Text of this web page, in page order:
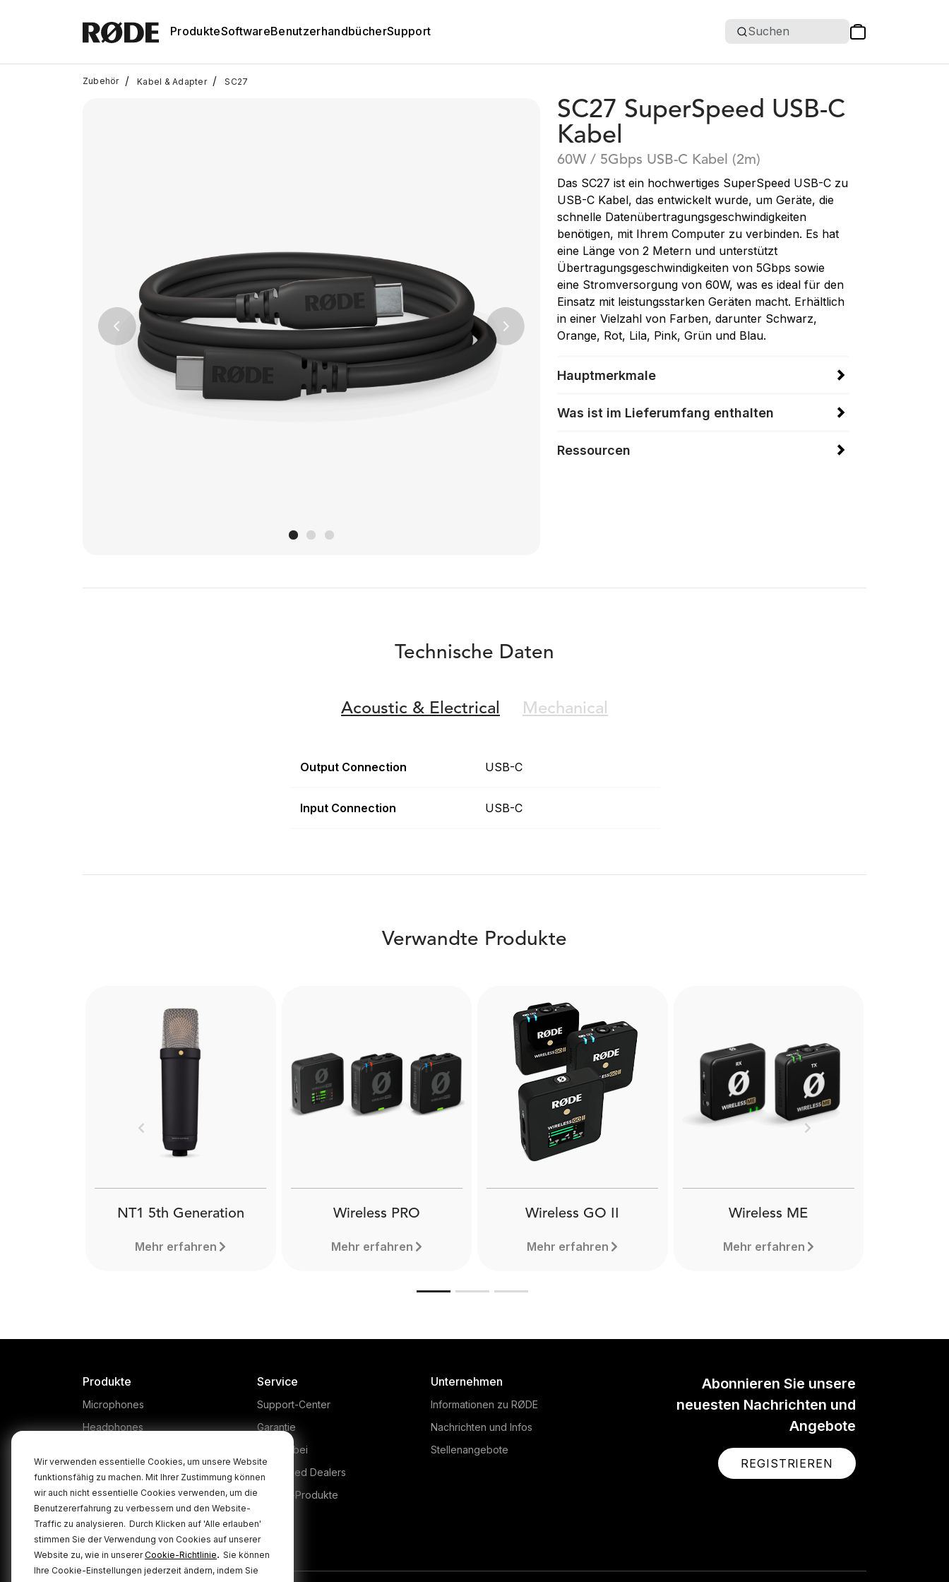
Wir verwenden essentielle Cookies, um unsere Website
funktionsfähig zu machen. Mit Ihrer Zustimmung können
wir auch nicht essentielle Cookies verwenden, um die
Benutzererfahrung zu verbessern und den Website-
Traffic zu analysieren. Durch Klicken auf 'Alle erlauben'
stimmen Sie der Verwendung von Cookies auf unserer
Website zu, wie in unsererCookie-Richtlinie. Sie können
Ihre Cookie-Einstellungen jederzeit ändern, indem Sie
ProdukteSoftwareBenutzerhandbücherSupport Suchen
Zubehör / Kabel & Adapter / SC27
Previous Next
SC27 SuperSpeed USB-C
Kabel
60W / 5Gbps USB-C Kabel (2m)
Das SC27 ist ein hochwertiges SuperSpeed USB-C zu
USB-C Kabel, das entwickelt wurde, um Geräte, die
schnelle Datenübertragungsgeschwindigkeiten
benötigen, mit Ihrem Computer zu verbinden. Es hat
eine Länge von 2 Metern und unterstützt
Übertragungsgeschwindigkeiten von 5Gbps sowie
eine Stromversorgung von 60W, was es ideal für den
Einsatz mit leistungsstarken Geräten macht. Erhältlich
in einer Vielzahl von Farben, darunter Schwarz,
Orange, Rot, Lila, Pink, Grün und Blau.
Hauptmerkmale
Was ist im Lieferumfang enthalten
Ressourcen
Technische Daten
Acoustic & Electrical Mechanical
Output Connection USB-C
Input Connection USB-C
Verwandte Produkte
NT1 5th Generation
Mehr erfahren
NT1 5th Generation
The NT1 5th Generation is a
revolutionary studio
condenser microphone that
fuses the classic sound
Wireless PRO
Mehr erfahren
Wireless PRO
Wireless GO II
Mehr erfahren
Wireless ME
Mehr erfahren
Previous Next
Abonnieren Sie unsere
neuesten Nachrichten und
Angebote
REGISTRIEREN
Produkte
Microphones
Headphones
Accessories
Kits
Apparel
Software
Service
Support-Center
Garantie
Kaufen bei
Authorised Dealers
Legacy-Produkte
Unternehmen
Informationen zu RØDE
Nachrichten und Infos
Stellenangebote